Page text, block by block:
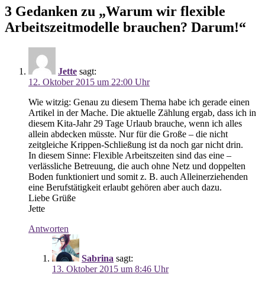
3 Gedanken zu „Warum wir flexible
Arbeitszeitmodelle brauchen? Darum!“
Jette sagt:
12. Oktober 2015 um 22:00 Uhr
Wie witzig: Genau zu diesem Thema habe ich gerade einen
Artikel in der Mache. Die aktuelle Zählung ergab, dass ich in
diesem Kita-Jahr 29 Tage Urlaub brauche, wenn ich alles
allein abdecken müsste. Nur für die Große – die nicht
zeitgleiche Krippen-Schließung ist da noch gar nicht drin.
In diesem Sinne: Flexible Arbeitszeiten sind das eine –
verlässliche Betreuung, die auch ohne Netz und doppelten
Boden funktioniert und somit z. B. auch Alleinerziehenden
eine Berufstätigkeit erlaubt gehören aber auch dazu.
Liebe Grüße
Jette
Antworten
Sabrina sagt:
13. Oktober 2015 um 8:46 Uhr